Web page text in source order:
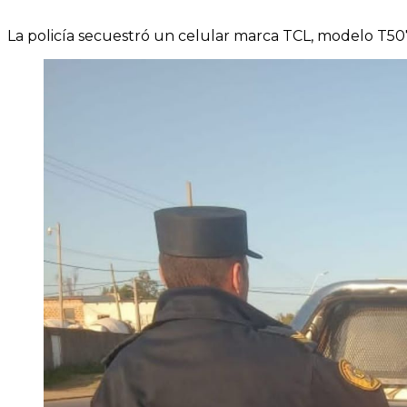
La policía secuestró un celular marca TCL, modelo